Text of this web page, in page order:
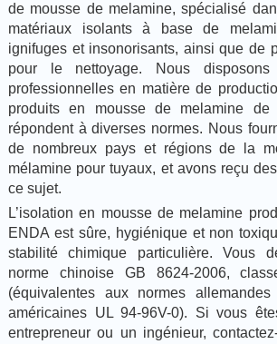
de mousse de melamine, spécialisé
matériaux isolants à base de
ignifuges et insonorisants, ainsi que de
pour le nettoyage. Nous disposons
professionnelles en matière de
produits en mousse de melamine
répondent à diverses normes. Nous
de nombreux pays et régions de la
mélamine pour tuyaux, et avons reçu
ce sujet.
L’isolation en mousse de melamine
ENDA est sûre, hygiénique et non
stabilité chimique particulière. Vous
norme chinoise GB 8624-2006,
(équivalentes aux normes
américaines UL 94-96V-0). Si vous
entrepreneur ou un ingénieur,